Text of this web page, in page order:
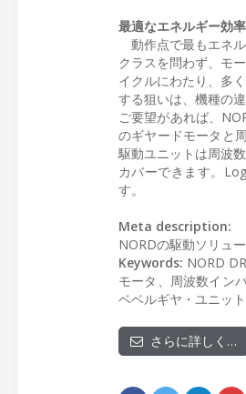
最適なエネルギー効
動作点で最もエネ
クラスを問わず、モ
イクルにわたり、多
する狙いは、機種の
ご要望があれば、
のギヤードモータと
駆動ユニットは周波
カバーできます。
す。
Meta description:
NORDの駆動ソリュ
Keywords: NORD
モータ、周波数イン
ベベルギヤ・ユニッ
さらに詳しく…